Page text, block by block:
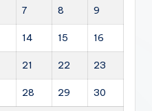
7 8 9
14 15 16
21 22 23
28 29 30